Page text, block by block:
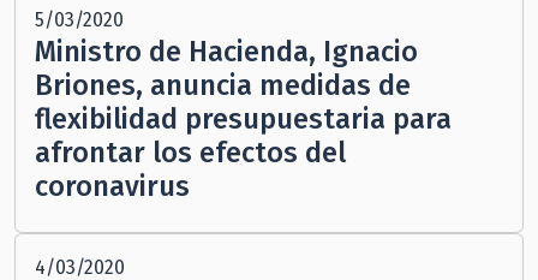
5/03/2020
Ministro de Hacienda, Ignacio
Briones, anuncia medidas de
flexibilidad presupuestaria para
afrontar los efectos del
coronavirus
4/03/2020